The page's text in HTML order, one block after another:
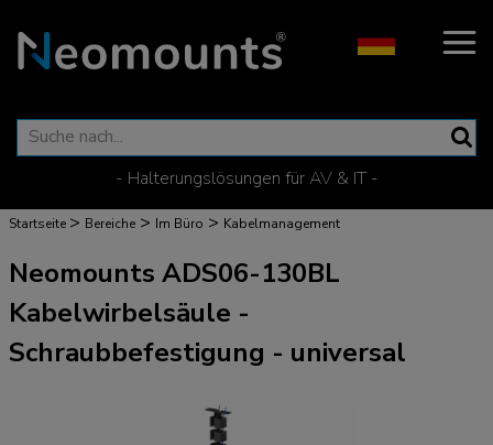
- Halterungslösungen für AV & IT -
Startseite > Bereiche > Im Büro > Kabelmanagement
Neomounts ADS06-130BL
Kabelwirbelsäule -
Schraubbefestigung - universal